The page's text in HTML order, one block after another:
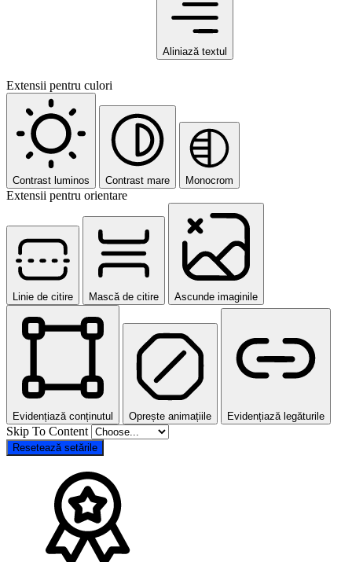
Aliniază textul
Extensii pentru culori
Contrast luminos Contrast mare Monocrom
Extensii pentru orientare
Linie de citire Mască de citire Ascunde imaginile
Evidențiază conținutul Oprește animațiile Evidențiază legăturile
Skip To Content
Resetează setările